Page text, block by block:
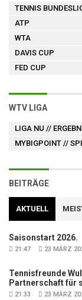
TENNIS
ATP
WTA
DAVIS CUP
FED CUP
WTV LIGA
LIGA NU //
MYBIGPOINT //
BEITRÄGE
AKTUELL
Saisonstart 2026.
21:47 23 MÄRZ
Tennisfreunde
Partnerschaft für
21:33 23 MÄRZ